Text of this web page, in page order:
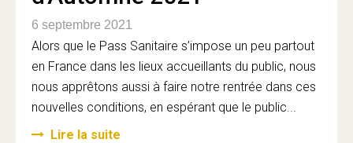
6 septembre 2021
Alors que le Pass Sanitaire s’impose un peu partout
en France dans les lieux accueillants du public, nous
nous apprêtons aussi à faire notre rentrée dans ces
nouvelles conditions, en espérant que le public...
Lire la suite